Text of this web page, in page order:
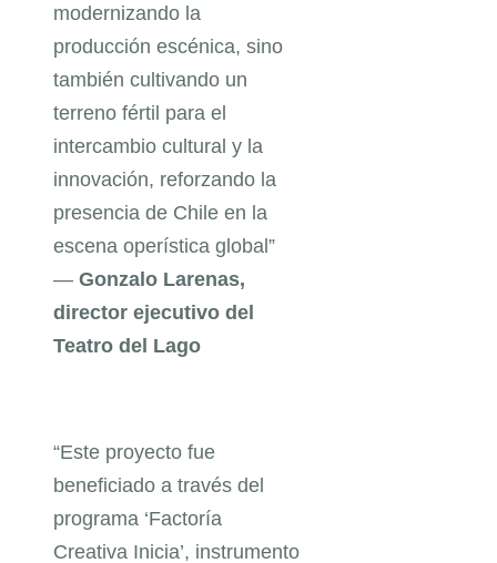
modernizando la
producción escénica, sino
también cultivando un
terreno fértil para el
intercambio cultural y la
innovación, reforzando la
presencia de Chile en la
escena operística global”
— Gonzalo Larenas,
director ejecutivo del
Teatro del Lago
“Este proyecto fue
beneficiado a través del
programa ‘Factoría
Creativa Inicia’, instrumento